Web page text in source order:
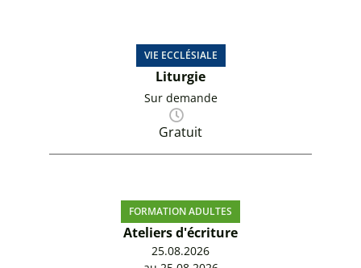
VIE ECCLÉSIALE
Liturgie
Sur demande
Gratuit
FORMATION ADULTES
Ateliers d'écriture
25.08.2026